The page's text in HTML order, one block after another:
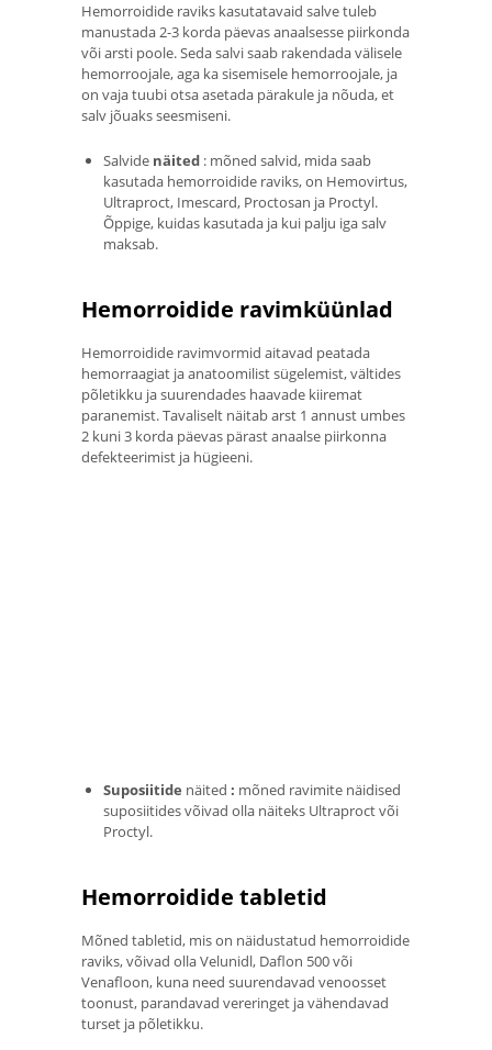
Hemorroidide raviks kasutatavaid salve tuleb
manustada 2-3 korda päevas anaalsesse piirkonda
või arsti poole. Seda salvi saab rakendada välisele
hemorroojale, aga ka sisemisele hemorroojale, ja
on vaja tuubi otsa asetada pärakule ja nõuda, et
salv jõuaks seesmiseni.
Salvide näited : mõned salvid, mida saab
kasutada hemorroidide raviks, on Hemovirtus,
Ultraproct, Imescard, Proctosan ja Proctyl.
Õppige, kuidas kasutada ja kui palju iga salv
maksab.
Hemorroidide ravimküünlad
Hemorroidide ravimvormid aitavad peatada
hemorraagiat ja anatoomilist sügelemist, vältides
põletikku ja suurendades haavade kiiremat
paranemist. Tavaliselt näitab arst 1 annust umbes
2 kuni 3 korda päevas pärast anaalse piirkonna
defekteerimist ja hügieeni.
Suposiitide näited : mõned ravimite näidised
suposiitides võivad olla näiteks Ultraproct või
Proctyl.
Hemorroidide tabletid
Mõned tabletid, mis on näidustatud hemorroidide
raviks, võivad olla Velunidl, Daflon 500 või
Venafloon, kuna need suurendavad venoosset
toonust, parandavad vereringet ja vähendavad
turset ja põletikku.